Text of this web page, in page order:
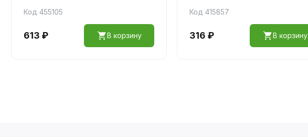
Код 455105
613 ₽ В корзину
Код 415857
316 ₽ В корзину